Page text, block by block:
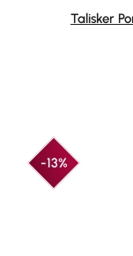
Durchschnittliche
Talisker
-13%